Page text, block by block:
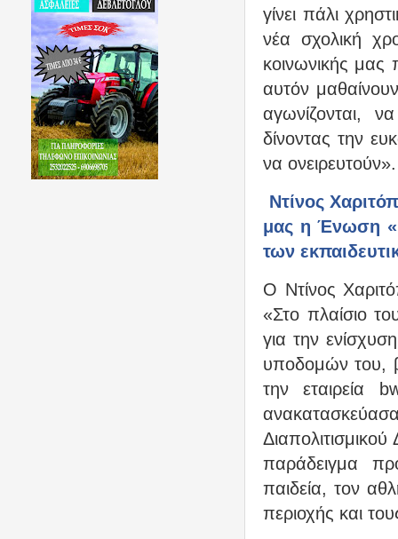
γίνει πάλι
νέα σχολική
κοινωνικής μας
αυτόν
αγωνίζονται,
δίνοντας την
να ονειρευτούν».
Ντίνος
μας η Ένωση
των
Ο Ντίνος
«Στο πλαίσιο
για την
υποδομών του,
την εταιρεία
παράδειγμα
παιδεία, τον
περιοχής και